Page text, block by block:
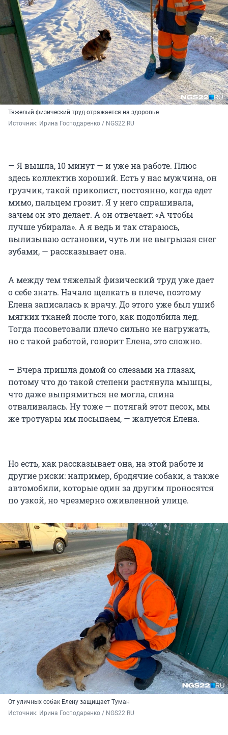
Тяжелый физический труд отражается на здоровье
Источник: Ирина Господаренко / NGS22.RU
— Я вышла, 10 минут — и уже на работе. Плюс
здесь коллектив хороший. Есть у нас мужчина, он
грузчик, такой приколист, постоянно, когда едет
мимо, пальцем грозит. Я у него спрашивала,
зачем он это делает. А он отвечает: «А чтобы
лучше убирала». А я ведь и так стараюсь,
вылизываю остановки, чуть ли не выгрызая снег
зубами, — рассказывает она.
А между тем тяжелый физический труд уже дает
о себе знать. Начало щелкать в плече, поэтому
Елена записалась к врачу. До этого уже был ушиб
мягких тканей после того, как подолбила лед.
Тогда посоветовали плечо сильно не нагружать,
но с такой работой, говорит Елена, это сложно.
— Вчера пришла домой со слезами на глазах,
потому что до такой степени растянула мышцы,
что даже выпрямиться не могла, спина
отваливалась. Ну тоже — потягай этот песок, мы
же тротуары им посыпаем, — жалуется Елена.
Но есть, как рассказывает она, на этой работе и
другие риски: например, бродячие собаки, а также
автомобили, которые один за другим проносятся
по узкой, но чрезмерно оживленной улице.
От уличных собак Елену защищает Туман
Источник: Ирина Господаренко / NGS22.RU